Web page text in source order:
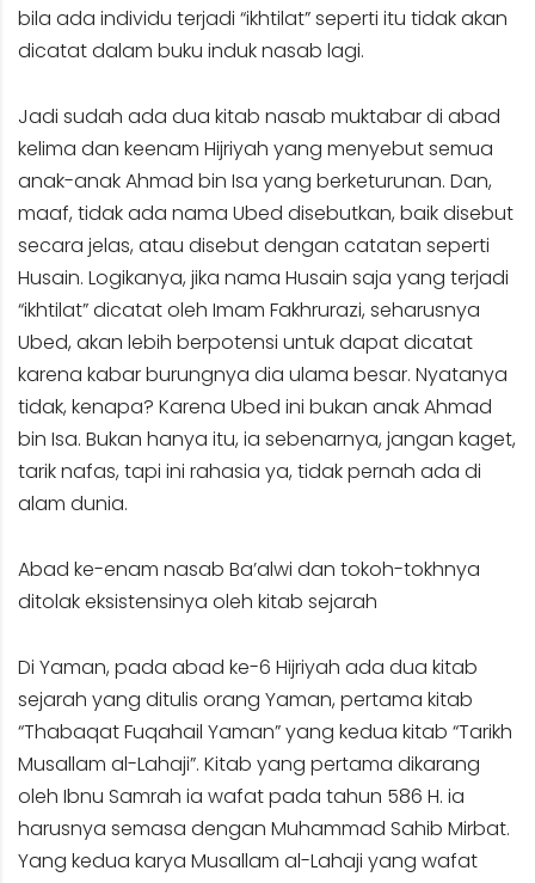
bila ada individu terjadi “ikhtilat” seperti itu tidak akan
dicatat dalam buku induk nasab lagi.
Jadi sudah ada dua kitab nasab muktabar di abad
kelima dan keenam Hijriyah yang menyebut semua
anak-anak Ahmad bin Isa yang berketurunan. Dan,
maaf, tidak ada nama Ubed disebutkan, baik disebut
secara jelas, atau disebut dengan catatan seperti
Husain. Logikanya, jika nama Husain saja yang terjadi
“ikhtilat” dicatat oleh Imam Fakhrurazi, seharusnya
Ubed, akan lebih berpotensi untuk dapat dicatat
karena kabar burungnya dia ulama besar. Nyatanya
tidak, kenapa? Karena Ubed ini bukan anak Ahmad
bin Isa. Bukan hanya itu, ia sebenarnya, jangan kaget,
tarik nafas, tapi ini rahasia ya, tidak pernah ada di
alam dunia.
Abad ke-enam nasab Ba’alwi dan tokoh-tokhnya
ditolak eksistensinya oleh kitab sejarah
Di Yaman, pada abad ke-6 Hijriyah ada dua kitab
sejarah yang ditulis orang Yaman, pertama kitab
“Thabaqat Fuqahail Yaman” yang kedua kitab “Tarikh
Musallam al-Lahaji”. Kitab yang pertama dikarang
oleh Ibnu Samrah ia wafat pada tahun 586 H. ia
harusnya semasa dengan Muhammad Sahib Mirbat.
Yang kedua karya Musallam al-Lahaji yang wafat